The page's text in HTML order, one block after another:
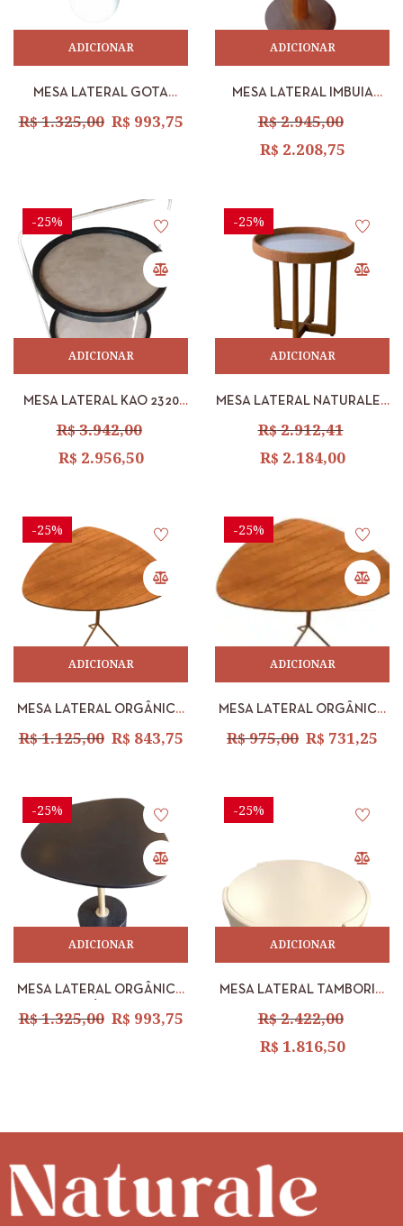
ADICIONAR
MESA LATERAL GOTA
AMADEIRADO – ALTA
R$1.325,00 R$ 993,75
ADICIONAR
MESA LATERAL IMBUIA
R$2.945,00
R$ 2.208,75
-25%
ADICIONAR
MESA LATERAL KAO 2320
TI EBA ACO: CHAMP
R$3.942,00
R$ 2.956,50
-25%
ADICIONAR
MESA LATERAL NATURALE –
CAMEL FORNECIDO –
VIDRO LACA FENDY –
R$2.912,41
R$ 2.184,00
-25%
ADICIONAR
MESA LATERAL ORGÂNICA
– ALTA
R$1.125,00 R$ 843,75
-25%
ADICIONAR
MESA LATERAL ORGÂNICA
– BAIXA
R$975,00 R$ 731,25
-25%
ADICIONAR
MESA LATERAL ORGÂNICA
ALTA
R$1.325,00 R$ 993,75
-25%
ADICIONAR
MESA LATERAL TAMBORIM
R$2.422,00
R$ 1.816,50